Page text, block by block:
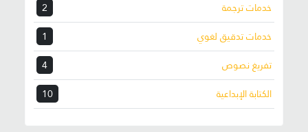
خدمات ترجمة
2
خدمات تدقيق لغوي
1
تفريغ نصوص
4
الكتابة الإبداعية
10